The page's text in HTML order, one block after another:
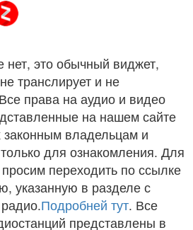
нет, это обычный виджет,
транслирует и не
права на аудио и видео
на нашем сайте
владельцам и
для ознакомления. Для
переходить по ссылке
указанную в разделе с
Подробней тут. Все
представлены в